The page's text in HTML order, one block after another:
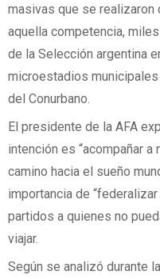
masivas que se realizaron
aquella competencia,
de la Selección argentina
microestadios
del Conurbano.
El presidente de la AFA
intención es “acompañar
camino hacia el sueño
importancia de
partidos a quienes no
viajar.
Según se analizó durante